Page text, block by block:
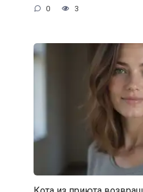
0 3